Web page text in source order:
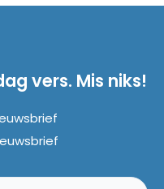
vers. Mis niks!